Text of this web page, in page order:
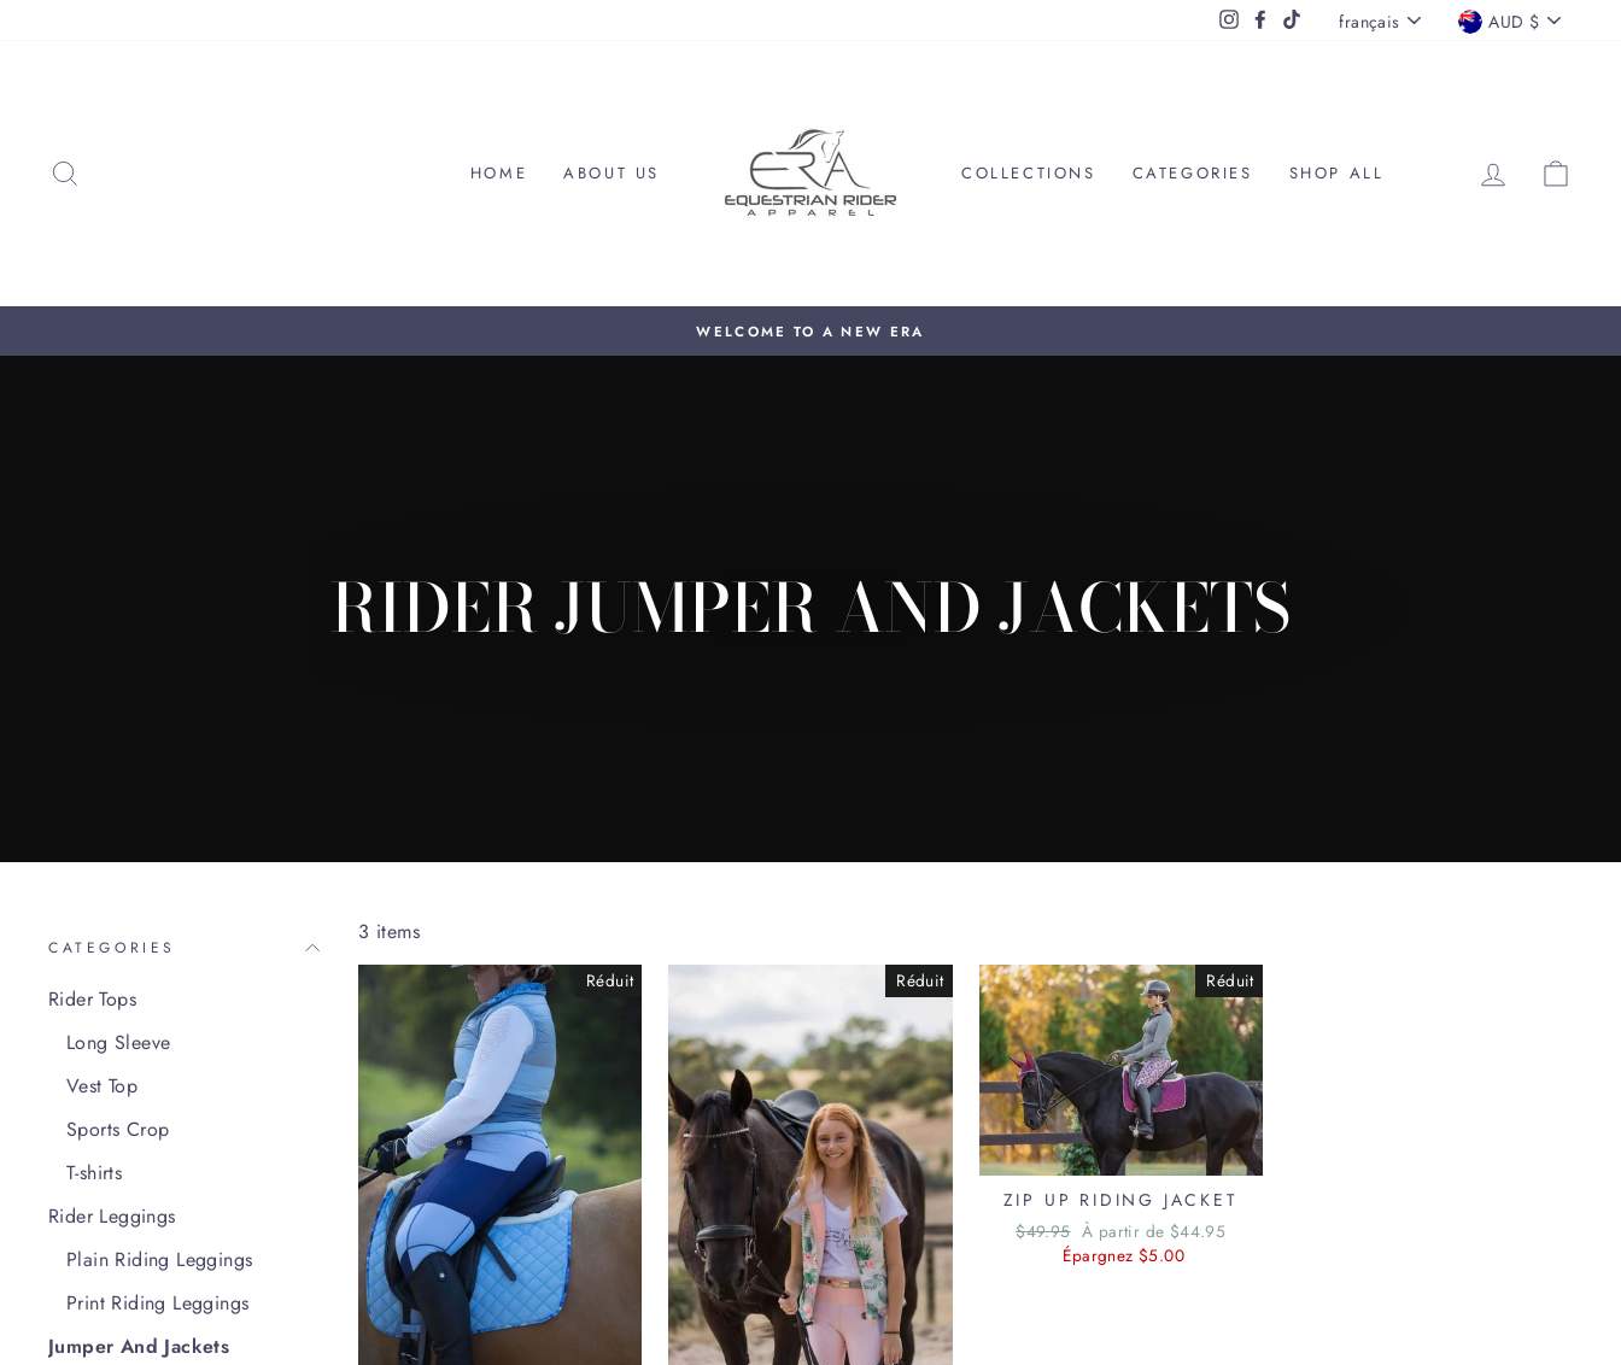
InstagramFacebook
TikTokLANGUE
français DEVISE
AUD $
HOME ABOUT US COLLECTIONS CATEGORIES SHOP ALL SE
Diaporama
WELCOME TO A NEW ERA
RIDER JUMPER AND JACKETS
CATEGORIES
Rider Tops
Long Sleeve
Vest Top
Sports Crop
T-shirts
Rider Leggings
Plain Riding Leggings
Print Riding Leggings
Jumper And Jackets
3 items
Réduit Réduit Réduit
ZIP UP RIDING JACKET
Prix
régulier
$49.95 Prix
réduit
À partir de $44.95
Épargnez $5.00